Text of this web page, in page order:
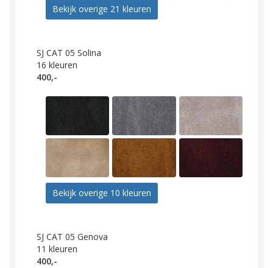
Bekijk overige 21 kleuren
SJ CAT 05 Solina
16 kleuren
400,-
Bekijk overige 10 kleuren
SJ CAT 05 Genova
11 kleuren
400,-